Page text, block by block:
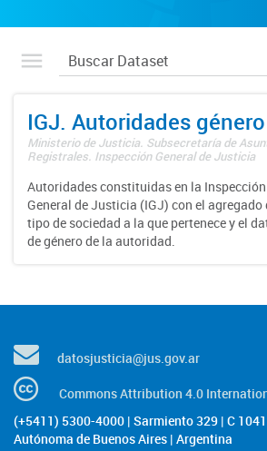
IGJ. Autoridades género
Ministerio de Justicia. Subsecretaría de
Registrales. Inspección General de Justicia
Autoridades constituidas en la Inspección
General de Justicia (IGJ) con el agregado
tipo de sociedad a la que pertenece y el
de género de la autoridad.
datosjusticia@jus.gov.ar
Commons Attribution 4.0
(+5411) 5300-4000 | Sarmiento 329 | C
Autónoma de Buenos Aires | Argentina